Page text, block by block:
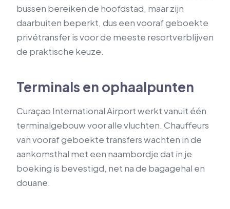
bussen bereiken de hoofdstad, maar zijn
daarbuiten beperkt, dus een vooraf geboekte
privétransfer is voor de meeste resortverblijven
de praktische keuze.
Terminals en ophaalpunten
Curaçao International Airport werkt vanuit één
terminalgebouw voor alle vluchten. Chauffeurs
van vooraf geboekte transfers wachten in de
aankomsthal met een naambordje dat in je
boeking is bevestigd, net na de bagagehal en
douane.